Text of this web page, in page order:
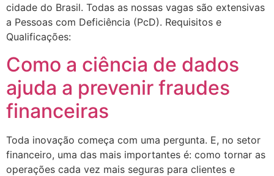
cidade do Brasil. Todas as nossas vagas são extensivas
a Pessoas com Deficiência (PcD). Requisitos e
Qualificações:
Como a ciência de dados
ajuda a prevenir fraudes
financeiras
Toda inovação começa com uma pergunta. E, no setor
financeiro, uma das mais importantes é: como tornar as
operações cada vez mais seguras para clientes e